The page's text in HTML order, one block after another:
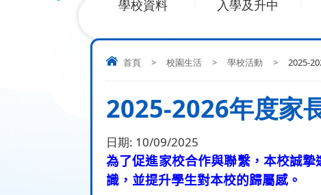
學校資料 入學及升中
首頁 > 校園生活 > 學校活動 > 2025-
2025-2026年度家
日期: 10/09/2025
為了促進家校合作與聯繫，本校誠
識，並提升學生對本校的歸屬感。